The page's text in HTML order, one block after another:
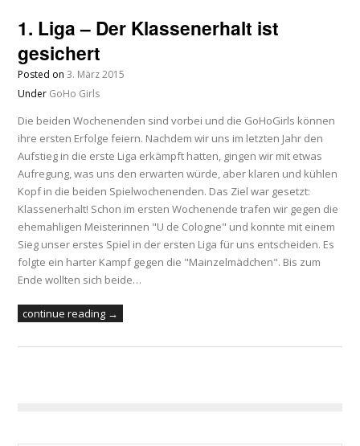
1. Liga – Der Klassenerhalt ist
gesichert
Posted on3. März 2015
Under GoHo Girls
Die beiden Wochenenden sind vorbei und die GoHoGirls können
ihre ersten Erfolge feiern. Nachdem wir uns im letzten Jahr den
Aufstieg in die erste Liga erkämpft hatten, gingen wir mit etwas
Aufregung, was uns den erwarten würde, aber klaren und kühlen
Kopf in die beiden Spielwochenenden. Das Ziel war gesetzt:
Klassenerhalt! Schon im ersten Wochenende trafen wir gegen die
ehemahligen Meisterinnen "U de Cologne" und konnte mit einem
Sieg unser erstes Spiel in der ersten Liga für uns entscheiden. Es
folgte ein harter Kampf gegen die "Mainzelmädchen". Bis zum
Ende wollten sich beide…
continue reading →